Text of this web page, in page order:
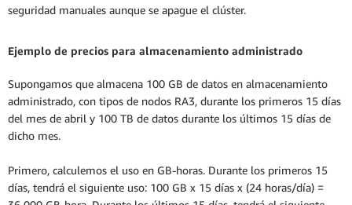
seguridad manuales aunque se apague el clúster.
Ejemplo de precios para almacenamiento administrado
Supongamos que almacena 100 GB de datos en almacenamiento
administrado, con tipos de nodos RA3, durante los primeros 15 días
del mes de abril y 100 TB de datos durante los últimos 15 días de
dicho mes.
Primero, calculemos el uso en GB-horas. Durante los primeros 15
días, tendrá el siguiente uso: 100 GB x 15 días x (24 horas/día) =